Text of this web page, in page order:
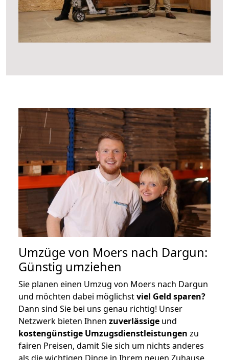
Umzüge von Moers nach Dargun:
Günstig umziehen
Sie planen einen Umzug von Moers nach Dargun
und möchten dabei möglichstviel Geld sparen?
Dann sind Sie bei uns genau richtig! Unser
Netzwerk bieten Ihnen zuverlässige und
kostengünstige Umzugsdienstleistungen zu
fairen Preisen, damit Sie sich um nichts anderes